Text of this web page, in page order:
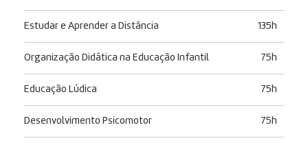
Estudar e Aprender a Distância 135h
Organização Didática na Educação Infantil 75h
Educação Lúdica 75h
Desenvolvimento Psicomotor 75h